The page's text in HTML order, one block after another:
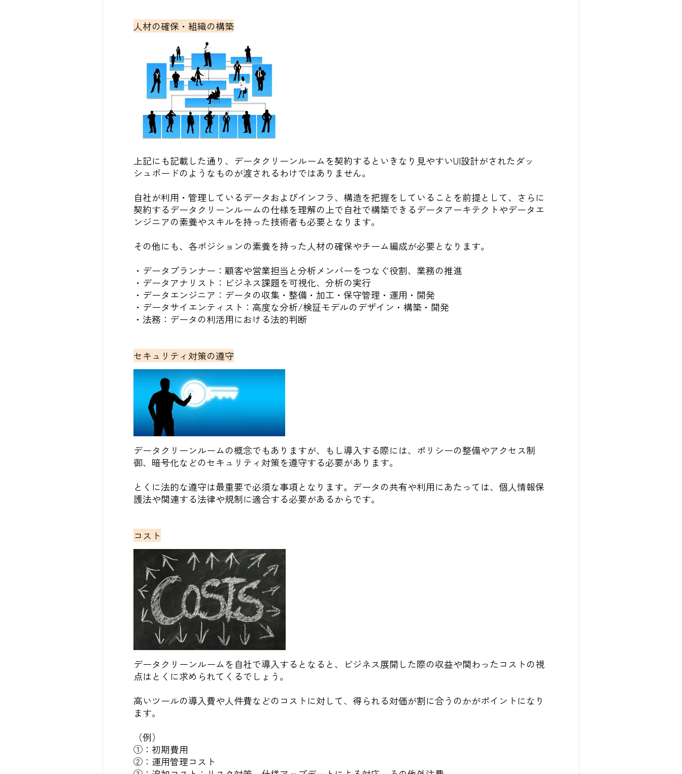
人材の確保・組織の構築
上記にも記載した通り、データクリーンルームを契約するといきなり見やすいUI設計がされたダッ
シュボードのようなものが渡されるわけではありません。
自社が利用・管理しているデータおよびインフラ、構造を把握をしていることを前提として、さらに
契約するデータクリーンルームの仕様を理解の上で自社で構築できるデータアーキテクトやデータエ
ンジニアの素養やスキルを持った技術者も必要となります。
その他にも、各ポジションの素養を持った人材の確保やチーム編成が必要となります。
・データプランナー：顧客や営業担当と分析メンバーをつなぐ役割、業務の推進
・データアナリスト：ビジネス課題を可視化、分析の実行
・データエンジニア：データの収集・整備・加工・保守管理・運用・開発
・データサイエンティスト：高度な分析/検証モデルのデザイン・構築・開発
・法務：データの利活用における法的判断
セキュリティ対策の遵守
データクリーンルームの概念でもありますが、もし導入する際には、ポリシーの整備やアクセス制
御、暗号化などのセキュリティ対策を遵守する必要があります。
とくに法的な遵守は最重要で必須な事項となります。データの共有や利用にあたっては、個人情報保
護法や関連する法律や規制に適合する必要があるからです。
コスト
データクリーンルームを自社で導入するとなると、ビジネス展開した際の収益や関わったコストの視
点はとくに求められてくるでしょう。
高いツールの導入費や人件費などのコストに対して、得られる対価が割に合うのかがポイントになり
ます。
（例）
①：初期費用
②：運用管理コスト